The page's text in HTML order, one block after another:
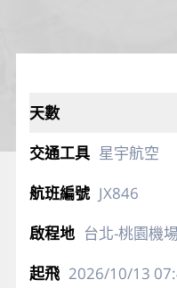
星宇航空
JX846
台北-桃園機
2026/10/13